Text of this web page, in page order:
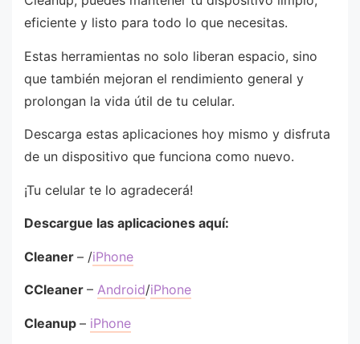
eficiente y listo para todo lo que necesitas.
Estas herramientas no solo liberan espacio, sino
que también mejoran el rendimiento general y
prolongan la vida útil de tu celular.
Descarga estas aplicaciones hoy mismo y disfruta
de un dispositivo que funciona como nuevo.
¡Tu celular te lo agradecerá!
Descargue las aplicaciones aquí:
Cleaner – /iPhone
CCleaner – Android/iPhone
Cleanup – iPhone